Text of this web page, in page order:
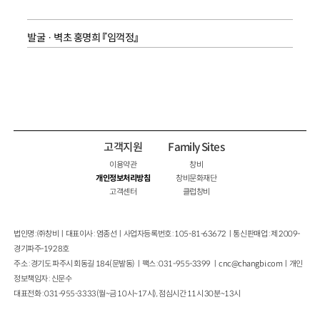
발굴 · 벽초 홍명희 『임꺽정』
고객지원
이용약관
개인정보처리방침
고객센터
Family Sites
창비
창비문화재단
클럽창비
법인명 : ㈜창비ㅣ대표이사 : 염종선ㅣ사업자등록번호 : 105-81-63672ㅣ통신판매업 : 제 2009-
경기파주-1928호
주소 : 경기도 파주시 회동길 184(문발동)ㅣ팩스 : 031-955-3399 ㅣcnc@changbi.com ㅣ개인
정보책임자 : 신문수
대표전화 : 031-955-3333(월~금 10시~17시), 점심시간 11시 30분~13시